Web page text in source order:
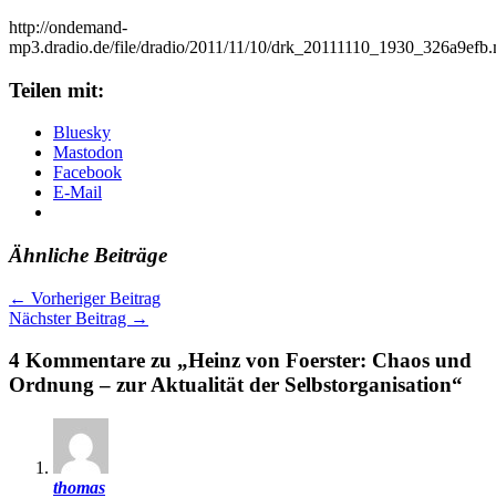
http://ondemand-
mp3.dradio.de/file/dradio/2011/11/10/
Teilen mit:
Bluesky
Mastodon
Facebook
E-Mail
Ähnliche Beiträge
← Vorheriger Beitrag
Nächster Beitrag →
4 Kommentare zu „Heinz von Foerster: Chaos und
Ordnung – zur Aktualität der Selbstorganisation“
thomas